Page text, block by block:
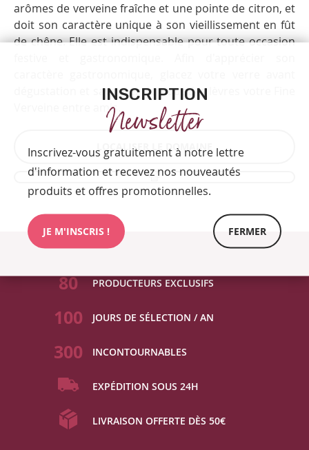
arômes de verveine fraîche et une pointe de citron, et
doit son caractère unique à son vieillissement en fût
de chêne. Elle est indispensable pour toute occasion
dégustation et savourez du bout des lèvres votre Fine
Verveine entre amis.
LOCALISER LE DOMAINE
80 PRODUCTEURS EXCLUSIFS
100 JOURS DE SÉLECTION / AN
300 INCONTOURNABLES
EXPÉDITION SOUS 24H
LIVRAISON OFFERTE DÈS 50€
INSCRIPTION
Newsletter
Inscrivez-vous gratuitement à notre lettre
d'information et recevez nos nouveautés
produits et offres promotionnelles.
JE M'INSCRIS ! FERMER